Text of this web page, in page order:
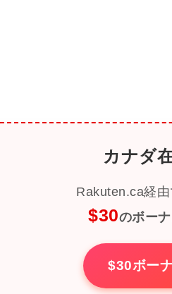
カナダ
Rakuten.ca経
$30のボー
$30ボー